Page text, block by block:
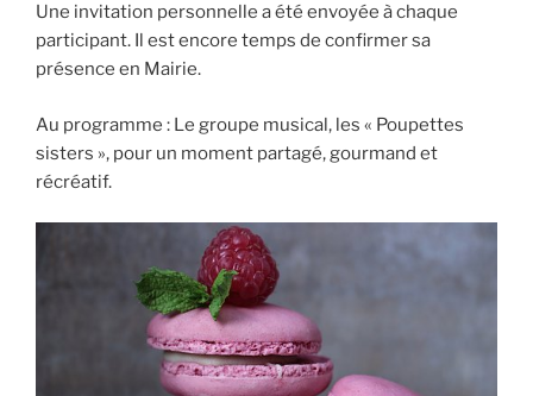
Une invitation personnelle a été envoyée à chaque
participant. Il est encore temps de confirmer sa
présence en Mairie.
Au programme : Le groupe musical, les « Poupettes
sisters », pour un moment partagé, gourmand et
récréatif.